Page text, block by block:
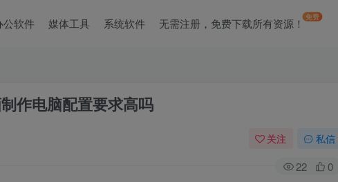
公软件 媒体工具 系统软件 无需注册，免费下载所有资源！免费
作电脑配置要求高吗
关注 私信
22 0